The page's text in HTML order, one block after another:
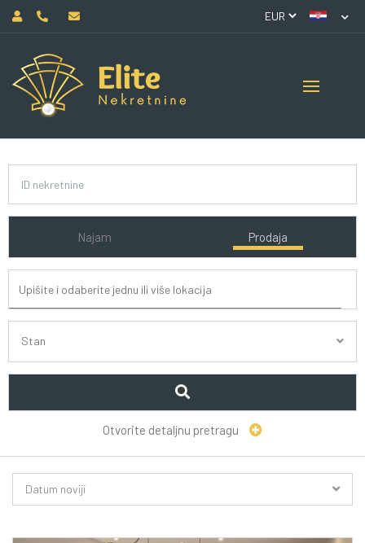
Najam Prodaja
Stan
Otvorite detaljnu pretragu
Datum noviji